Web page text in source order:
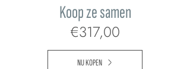
Koop ze samen
€317,00
NU KOPEN